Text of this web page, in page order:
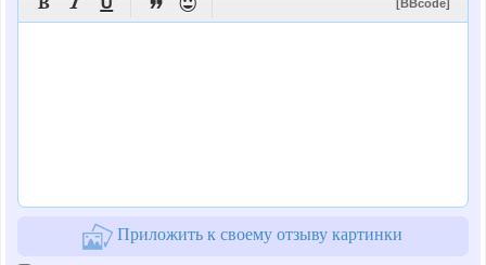
[BBcode]
Приложить к своему отзыву картинки